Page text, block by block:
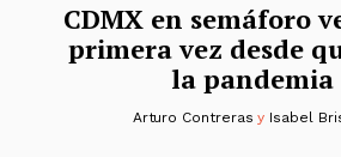
CDMX en semáforo
primera vez desde
la pandemia
Arturo Contreras y Isabel